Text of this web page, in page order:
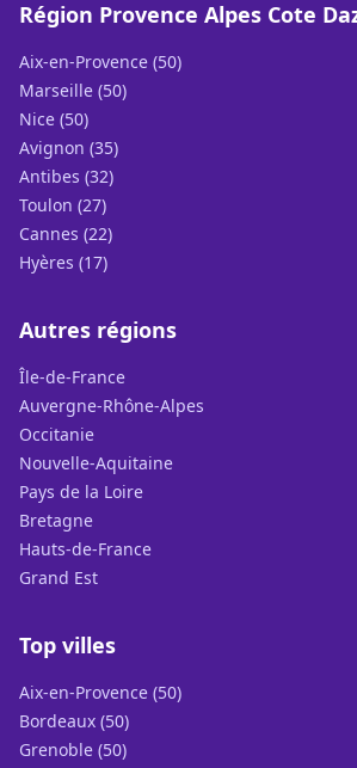
Région Provence Alpes Cote
Aix-en-Provence (50)
Marseille (50)
Nice (50)
Avignon (35)
Antibes (32)
Toulon (27)
Cannes (22)
Hyères (17)
Autres régions
Île-de-France
Auvergne-Rhône-Alpes
Occitanie
Nouvelle-Aquitaine
Pays de la Loire
Bretagne
Hauts-de-France
Grand Est
Top villes
Aix-en-Provence (50)
Bordeaux (50)
Grenoble (50)